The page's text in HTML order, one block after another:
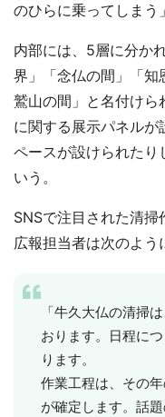
のひらに乗ってしまう
内部には、5層に分か
界」「念仏の間」「知
鷲山の間」と名付けら
に関する展示パネルが
ペースが設けられたり
いう。
SNSで注目された清
広報担当者は次のよう
「牛久大仏の清掃
おります。日程に
ります。
作業工程は、その
が確定します。話